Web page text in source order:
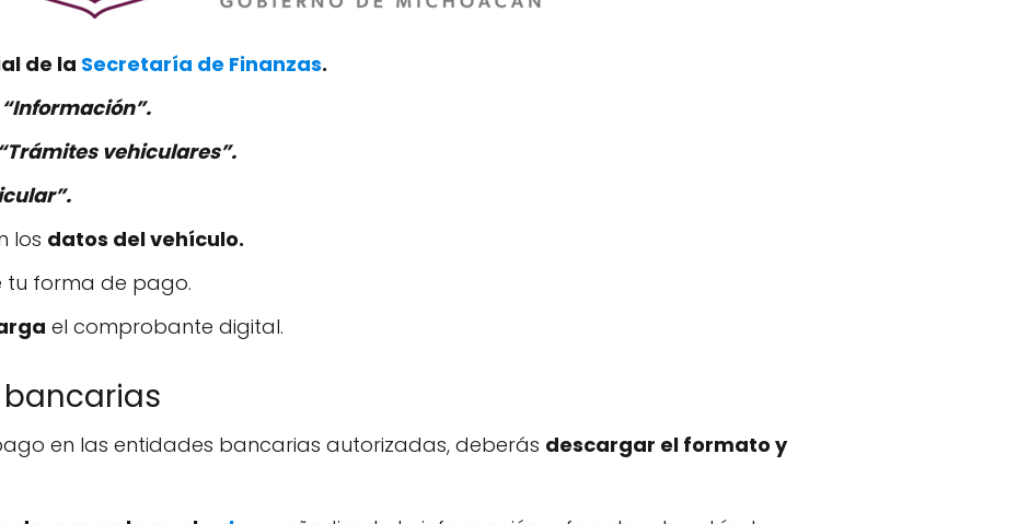
de la Secretaría de Finanzas.
“Información”.
“Trámites vehiculares”.
los datos del vehículo.
tu forma de pago.
el comprobante digital.
en las entidades bancarias autorizadas, deberás descargar el formato y